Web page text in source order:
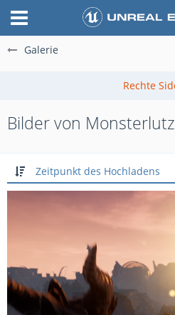
Galerie
Bilder von Monsterlutz
Zeitpunkt des Hochladens